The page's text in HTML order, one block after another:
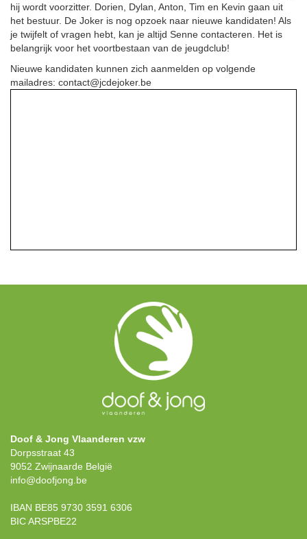
hij wordt voorzitter. Dorien, Dylan, Anton, Tim en Kevin gaan uit
het bestuur. De Joker is nog opzoek naar nieuwe kandidaten! Als
je twijfelt of vragen hebt, kan je altijd Senne contacteren. Het is
belangrijk voor het voortbestaan van de jeugdclub!
Nieuwe kandidaten kunnen zich aanmelden op volgende
mailadres: contact@jcdejoker.be
Doof & Jong Vlaanderen vzw
Dorpsstraat 43
9052 Zwijnaarde België
info@doofjong.be
IBAN BE85 9730 3591 6306
BIC ARSPBE22